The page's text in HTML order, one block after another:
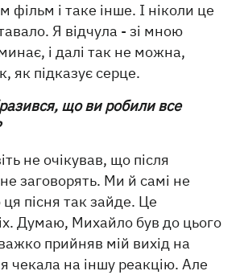
фільм і таке інше. І ніколи це
Я відчула - зі мною
і далі так не можна,
як підказує серце.
що ви робили все
не очікував, що після
заговорять. Ми й самі не
пісня так зайде. Це
Думаю, Михайло був до цього
прийняв мій вихід на
чекала на іншу реакцію. Але